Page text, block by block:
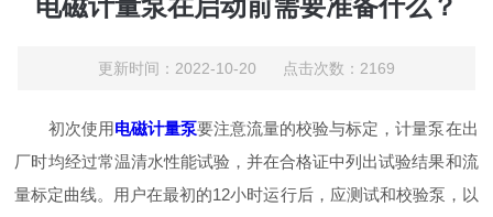
电磁计量泵在启动前需要准备什么？
更新时间：2022-10-20 点击次数：2169
初次使用电磁计量泵要注意流量的校验与标定，计量泵在出
厂时均经过常温清水性能试验，并在合格证中列出试验结果和流
量标定曲线。用户在最初的12小时运行后，应测试和校验泵，以